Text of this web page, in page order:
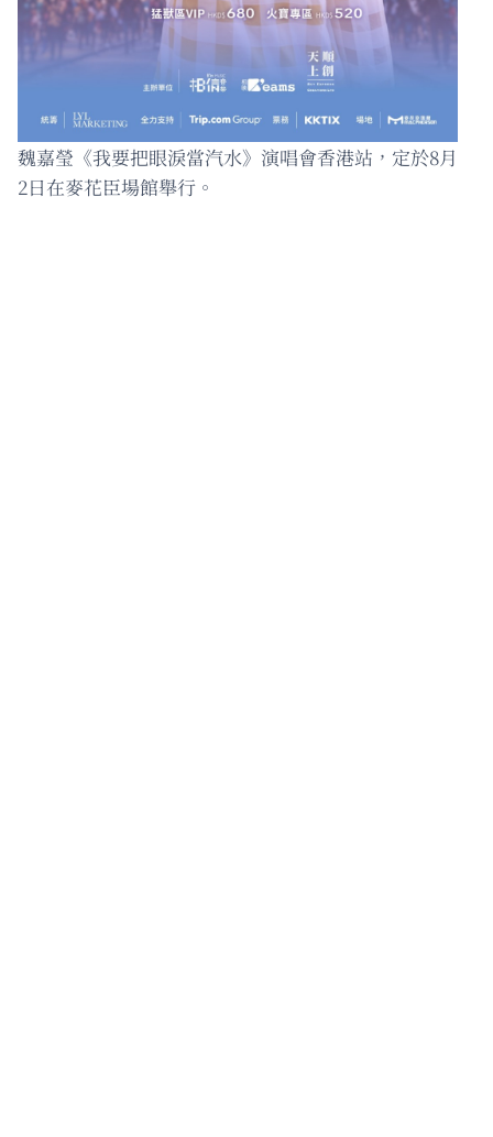
魏嘉瑩《我要把眼淚當汽水》演唱會香港站，定於8月
2日在麥花臣場館舉行。